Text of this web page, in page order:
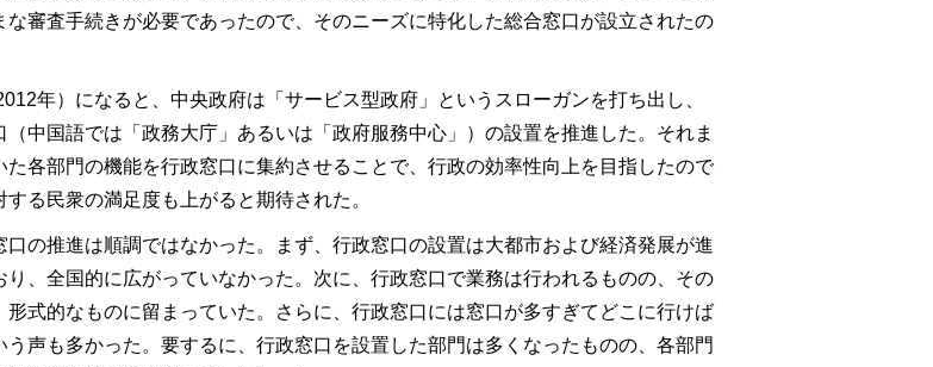
な審査手続きが必要であったので、そのニーズに特化した総合窓口が設立されたの
年）になると、中央政府は「サービス型政府」というスローガンを打ち出し、
（中国語では「政務大庁」あるいは「政府服務中心」）の設置を推進した。それま
た各部門の機能を行政窓口に集約させることで、行政の効率性向上を目指したので
る民衆の満足度も上がると期待された。
口の推進は順調ではなかった。まず、行政窓口の設置は大都市および経済発展が進
り、全国的に広がっていなかった。次に、行政窓口で業務は行われるものの、その
形式的なものに留まっていた。さらに、行政窓口には窓口が多すぎてどこに行けば
う声も多かった。要するに、行政窓口を設置した部門は多くなったものの、各部門